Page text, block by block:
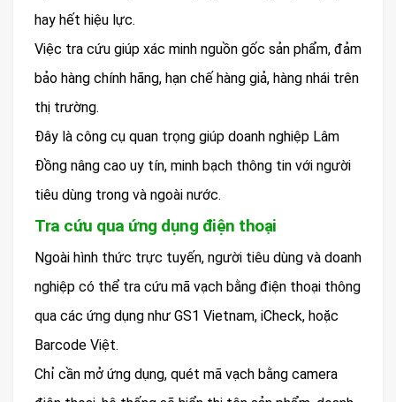
hay hết hiệu lực.
Việc tra cứu giúp xác minh nguồn gốc sản phẩm, đảm
bảo hàng chính hãng, hạn chế hàng giả, hàng nhái trên
thị trường.
Đây là công cụ quan trọng giúp doanh nghiệp Lâm
Đồng nâng cao uy tín, minh bạch thông tin với người
tiêu dùng trong và ngoài nước.
Tra cứu qua ứng dụng điện thoại
Ngoài hình thức trực tuyến, người tiêu dùng và doanh
nghiệp có thể tra cứu mã vạch bằng điện thoại thông
qua các ứng dụng như GS1 Vietnam, iCheck, hoặc
Barcode Việt.
Chỉ cần mở ứng dụng, quét mã vạch bằng camera